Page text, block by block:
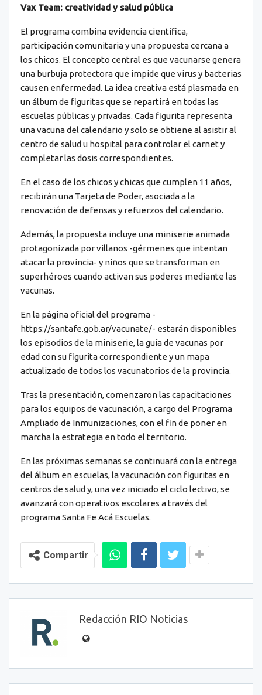
Vax Team: creatividad y salud pública
El programa combina evidencia científica,
participación comunitaria y una propuesta cercana a
los chicos. El concepto central es que vacunarse genera
una burbuja protectora que impide que virus y bacterias
causen enfermedad. La idea creativa está plasmada en
un álbum de figuritas que se repartirá en todas las
escuelas públicas y privadas. Cada figurita representa
una vacuna del calendario y solo se obtiene al asistir al
centro de salud u hospital para controlar el carnet y
completar las dosis correspondientes.
En el caso de los chicos y chicas que cumplen 11 años,
recibirán una Tarjeta de Poder, asociada a la
renovación de defensas y refuerzos del calendario.
Además, la propuesta incluye una miniserie animada
protagonizada por villanos -gérmenes que intentan
atacar la provincia- y niños que se transforman en
superhéroes cuando activan sus poderes mediante las
vacunas.
En la página oficial del programa -
https://santafe.gob.ar/vacunate/- estarán disponibles
los episodios de la miniserie, la guía de vacunas por
edad con su figurita correspondiente y un mapa
actualizado de todos los vacunatorios de la provincia.
Tras la presentación, comenzaron las capacitaciones
para los equipos de vacunación, a cargo del Programa
Ampliado de Inmunizaciones, con el fin de poner en
marcha la estrategia en todo el territorio.
En las próximas semanas se continuará con la entrega
del álbum en escuelas, la vacunación con figuritas en
centros de salud y, una vez iniciado el ciclo lectivo, se
avanzará con operativos escolares a través del
programa Santa Fe Acá Escuelas.
Compartir
Redacción RIO Noticias